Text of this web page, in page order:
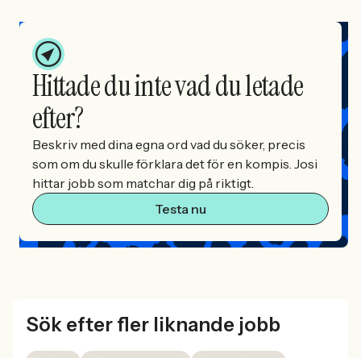
Hittade du inte vad du letade
efter?
Beskriv med dina egna ord vad du söker, precis
som om du skulle förklara det för en kompis. Josi
hittar jobb som matchar dig på riktigt.
Testa nu
Sök efter fler liknande jobb